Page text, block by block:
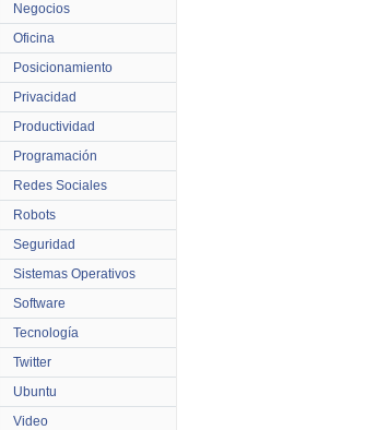
Negocios
Oficina
Posicionamiento
Privacidad
Productividad
Programación
Redes Sociales
Robots
Seguridad
Sistemas Operativos
Software
Tecnología
Twitter
Ubuntu
Video